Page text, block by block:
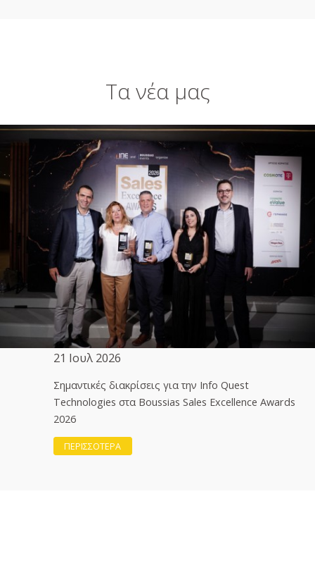
Τα νέα μας
21 Ιουλ 2026
Σημαντικές διακρίσεις για την Info Quest
Technologies στα Boussias Sales Excellence Awards
2026
ΠΕΡΙΣΣΟΤΕΡΑ